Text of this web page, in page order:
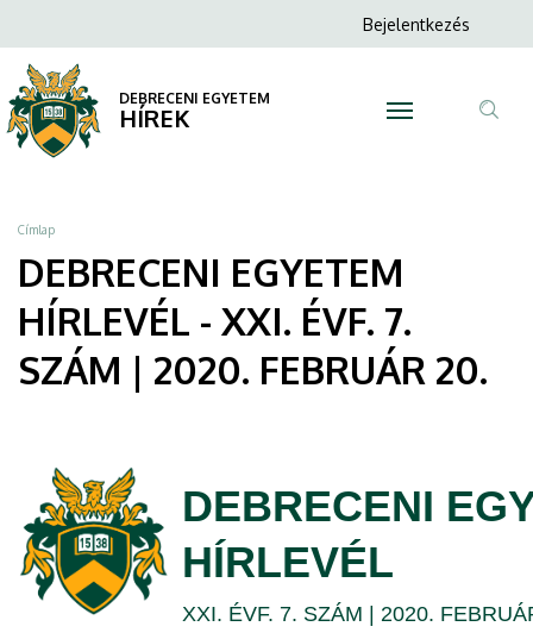
EGYETEM
HÍRLEVÉL
XXI.
ÉVF.
7.
SZÁM
2020.
FEBRUÁR
20.
a
tartalomra
Anonim
menüje
Bejelentkezés
DEBRECENI EGYETEM
HÍREK
Morzsa
Címlap
DEBRECENI EGYETEM
HÍRLEVÉL - XXI. ÉVF. 7.
SZÁM | 2020. FEBRUÁR 20.
DEBRECENI
HÍRLEVÉL
XXI. ÉVF. 7. SZÁM | 2020.